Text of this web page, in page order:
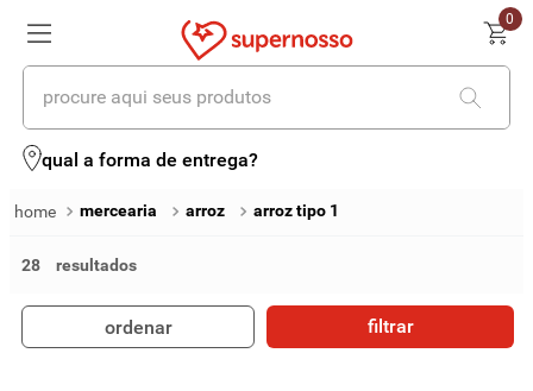
0
procure aqui seus produtos
qual a forma de entrega?
mercearia arroz arroz tipo 1
28
ordenar filtrar
termos mais buscados
4º iogurte